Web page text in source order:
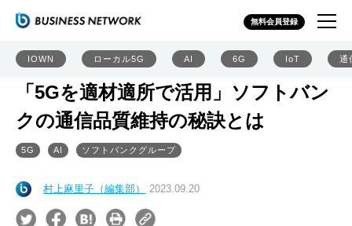
無料会員登録
IOWN ローカル5G AI 6G IoT 通
「5Gを適材適所で活用」ソフトバン
クの通信品質維持の秘訣とは
5G AI ソフトバンクグループ
村上麻里子（編集部） 2023.09.20